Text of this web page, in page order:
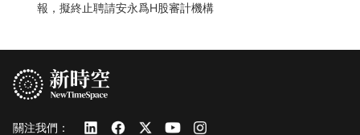
報，擬終止聘請安永爲H股審計機構
關注我們：